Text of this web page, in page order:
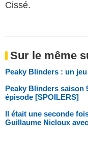
Cissé.
Sur le même
Peaky Blinders : un
Peaky Blinders saison
épisode [SPOILERS]
Il était une seconde
Guillaume Nicloux